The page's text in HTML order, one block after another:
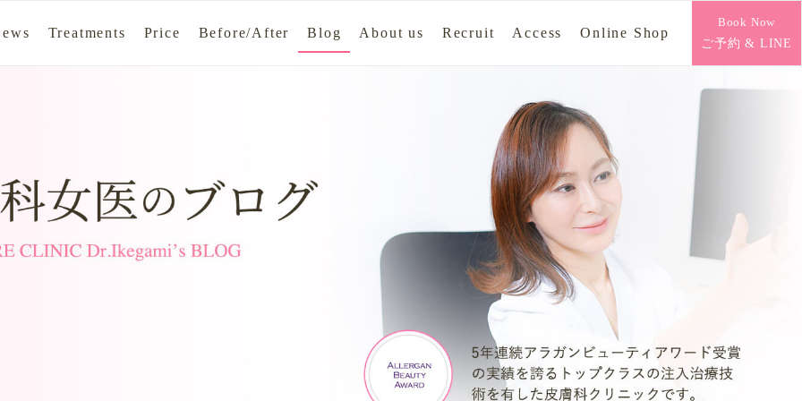
Treatments Price Before/After Blog About us Recruit Access Online Shop
Book Now
ご予約 & LINE